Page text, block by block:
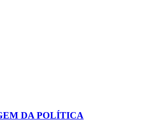
DA POLÍTICA